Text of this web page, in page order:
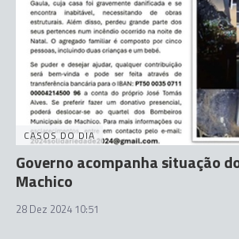
CASOS DO DIA
Governo acompanha situação
Machico
28 Dez 2024 10:51